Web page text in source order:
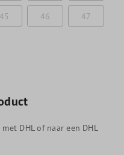
45 46 47
DHL of naar een DHL